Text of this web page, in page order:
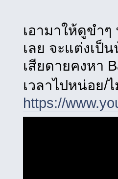
เอามาให้ดูขำ
เลย จะแต่งเป็
เสียดายคงหา
เวลาไปหน่อย/
https://